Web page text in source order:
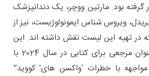
گرفته بود. مارتین ووچر، یک دندانپزشک
بریدل، ویروس شناس ایمونولوژیست، نیز از
در تهیه این لیست نقش داشته اند. این
لیست همچنین به عنوان مرجعی برای کتابی در سال 2024 با
با خطرات ‘واکسن های’ کووید”